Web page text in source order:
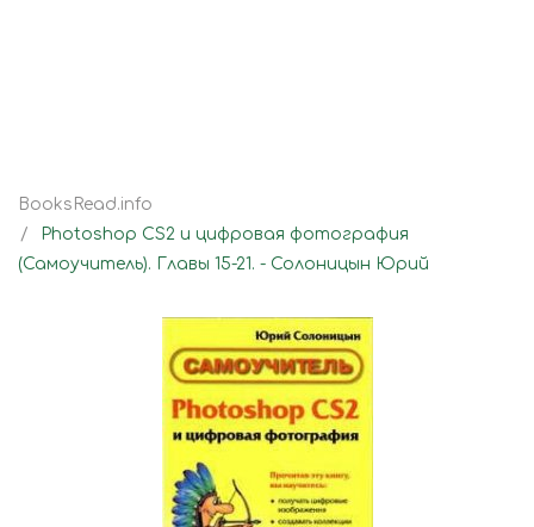
BooksRead.info
Photoshop CS2 и цифровая фотография
(Самоучитель). Главы 15-21. - Солоницын Юрий